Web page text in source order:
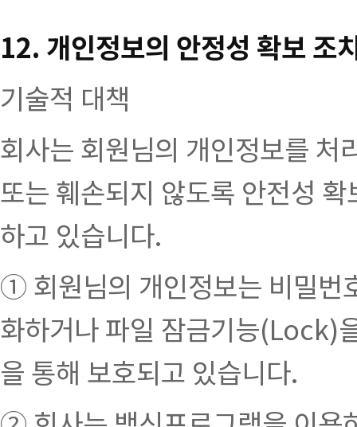
12. 개인정보의 안정성 확보 조
기술적 대책
회사는 회원님의 개인정보를 처
또는 훼손되지 않도록 안전성
하고 있습니다.
① 회원님의 개인정보는 비밀번
화하거나 파일 잠금기능(Lock)
을 통해 보호되고 있습니다.